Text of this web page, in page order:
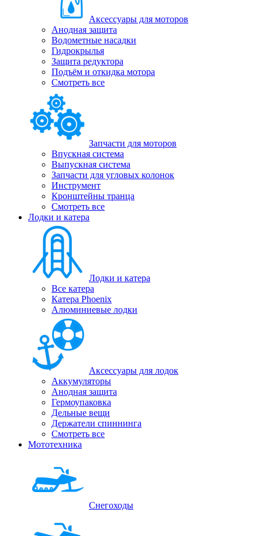
Аксессуары для моторов
Анодная защита
Водометные насадки
Гидрокрылья
Защита редуктора
Подъём и откидка мотора
Смотреть все
Запчасти для моторов
Впускная система
Выпускная система
Запчасти для угловых колонок
Инструмент
Кронштейны транца
Смотреть все
Лодки и катера
Лодки и катера
Все катера
Катера Phoenix
Алюминиевые лодки
Аксессуары для лодок
Аккумуляторы
Анодная защита
Гермоупаковка
Дельные вещи
Держатели спиннинга
Смотреть все
Мототехника
Снегоходы